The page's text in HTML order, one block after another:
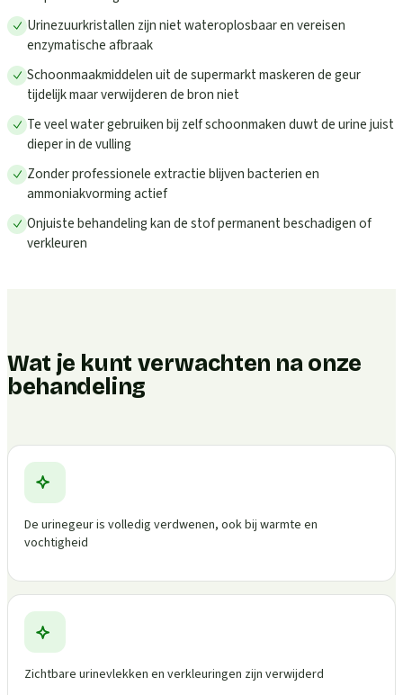
Urinezuurkristallen zijn niet wateroplosbaar en vereisen
enzymatische afbraak
Schoonmaakmiddelen uit de supermarkt maskeren de geur
tijdelijk maar verwijderen de bron niet
Te veel water gebruiken bij zelf schoonmaken duwt de urine juist
dieper in de vulling
Zonder professionele extractie blijven bacterien en
ammoniakvorming actief
Onjuiste behandeling kan de stof permanent beschadigen of
verkleuren
Wat je kunt verwachten na onze
behandeling
De urinegeur is volledig verdwenen, ook bij warmte en
vochtigheid
Zichtbare urinevlekken en verkleuringen zijn verwijderd